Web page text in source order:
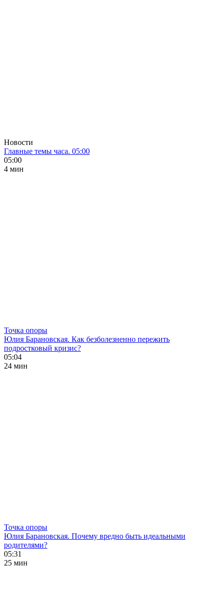
Новости
Главные темы часа. 05:00
05:00
4 мин
Точка опоры
Юлия Барановская. Как безболезненно пережить
подростковый кризис?
05:04
24 мин
Точка опоры
Юлия Барановская. Почему вредно быть идеальными
родителями?
05:31
25 мин